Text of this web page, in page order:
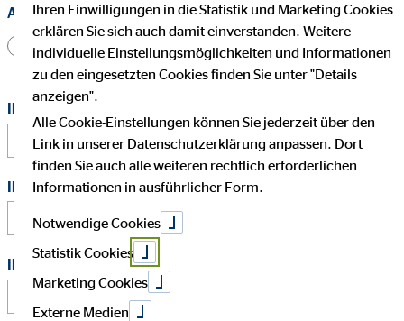
Anrede
Herr Frau Divers
Ihr vollständiger Name
Ihre E-Mail Adresse*
Ihre Telefonnummer
Ihren Einwilligungen in die Statistik und Marketing Cookies
erklären Sie sich auch damit einverstanden. Weitere
individuelle Einstellungsmöglichkeiten und Informationen
zu den eingesetzten Cookies finden Sie unter "Details
anzeigen".
Alle Cookie-Einstellungen können Sie jederzeit über den
Link in unserer Datenschutzerklärung anpassen. Dort
finden Sie auch alle weiteren rechtlich erforderlichen
Informationen in ausführlicher Form.
Notwendige Cookies
Statistik Cookies
Marketing Cookies
Externe Medien